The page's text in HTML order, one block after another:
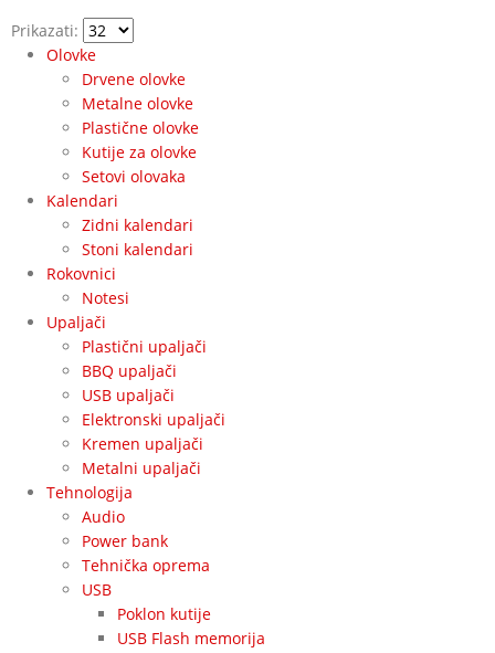
Prikazati:
Olovke
Drvene olovke
Metalne olovke
Plastične olovke
Kutije za olovke
Setovi olovaka
Kalendari
Zidni kalendari
Stoni kalendari
Rokovnici
Notesi
Upaljači
Plastični upaljači
BBQ upaljači
USB upaljači
Elektronski upaljači
Kremen upaljači
Metalni upaljači
Tehnologija
Audio
Power bank
Tehnička oprema
USB
Poklon kutije
USB Flash memorija